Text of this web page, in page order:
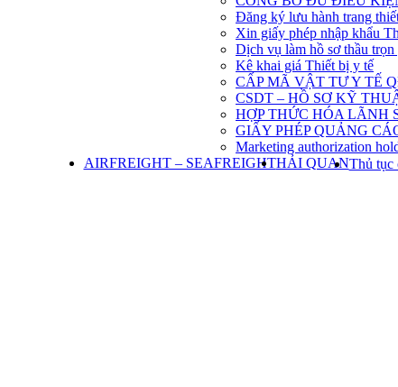
Đăng ký lưu hành trang
Xin giấy phép nhập khẩu
Dịch vụ làm hồ sơ thầu trọn
Kê khai giá Thiết bị y tế
CẤP MÃ VẬT TƯ Y TẾ
CSDT – HỒ SƠ KỸ
HỢP THỨC HÓA LÃNH
GIẤY PHÉP QUẢNG
Marketing authorization
AIRFREIGHT – SEAFREIGHTHẢI QUANThủ tục